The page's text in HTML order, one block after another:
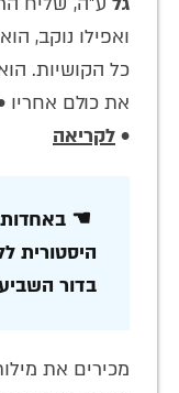
ואפילו נוקב,
כל הקושיות.
את כולם
• לקריאה
☚ באחדות
היסטורית
בדור
מכירים את